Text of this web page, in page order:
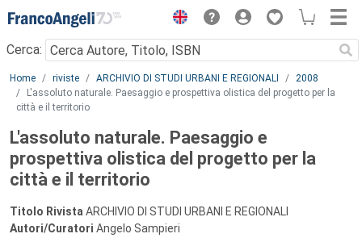
Menu
Cerca:
Main content
Home riviste ARCHIVIO DI STUDI URBANI E REGIONALI
2008
L'assoluto naturale. Paesaggio e prospettiva olistica del progetto per la
città e il territorio
L'assoluto naturale. Paesaggio e
prospettiva olistica del progetto per la
città e il territorio
Titolo Rivista ARCHIVIO DI STUDI URBANI E REGIONALI
Autori/Curatori Angelo Sampieri